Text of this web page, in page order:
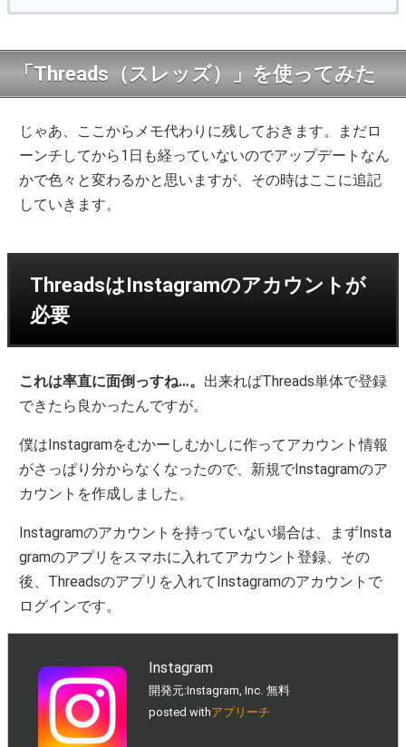
「Threads（スレッズ）」を使ってみた
じゃあ、ここからメモ代わりに残しておきます。まだロ
ーンチしてから1日も経っていないのでアップデートなん
かで色々と変わるかと思いますが、その時はここに追記
していきます。
ThreadsはInstagramのアカウントが
必要
これは率直に面倒っすね…。 出来ればThreads単体で登録
できたら良かったんですが。
僕はInstagramをむかーしむかしに作ってアカウント情報
がさっぱり分からなくなったので、新規でInstagramのア
カウントを作成しました。
Instagramのアカウントを持っていない場合は、まずInsta
gramのアプリをスマホに入れてアカウント登録、その
後、Threadsのアプリを入れてInstagramのアカウントで
ログインです。
Instagram
開発元:Instagram, Inc. 無料
posted withアプリーチ